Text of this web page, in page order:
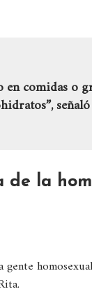
comidas o
de la